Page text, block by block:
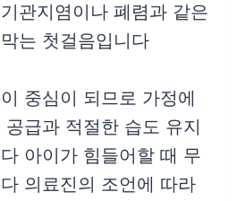
관지염이나 폐렴과 같은
는 첫걸음입니다
중심이 되므로 가정에
급과 적절한 습도 유지
아이가 힘들어할 때 무
의료진의 조언에 따라